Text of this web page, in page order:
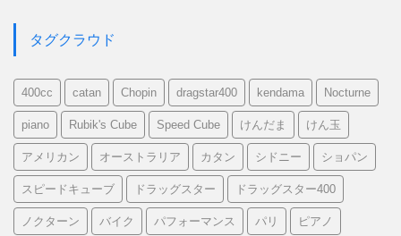
タグクラウド
400cc catan Chopin dragstar400 kendama Nocturne
piano Rubik's Cube Speed Cube けんだま けん玉
アメリカン オーストラリア カタン シドニー ショパン
スピードキューブ ドラッグスター ドラッグスター400
ノクターン バイク パフォーマンス パリ ピアノ